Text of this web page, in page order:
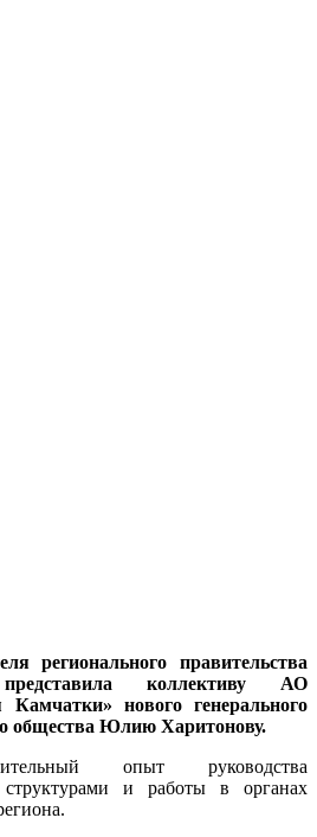
регионального правительства
коллективу АО
Камчатки» нового генерального
общества Юлию Харитонову.
опыт руководства
структурами и работы в органах